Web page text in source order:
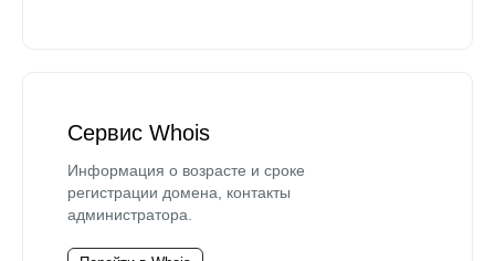
Сервис Whois
Информация о возрасте и сроке
регистрации домена, контакты
администратора.